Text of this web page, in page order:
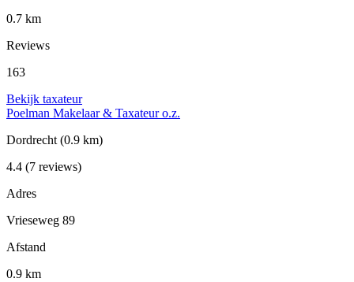
0.7 km
Reviews
163
Bekijk taxateur
Poelman Makelaar & Taxateur o.z.
Dordrecht (0.9 km)
4.4 (7 reviews)
Adres
Vrieseweg 89
Afstand
0.9 km